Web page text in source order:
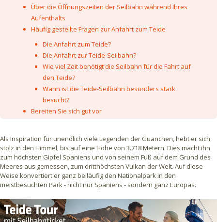
Über die Öffnungszeiten der Seilbahn während Ihres
Aufenthalts
Häufig gestellte Fragen zur Anfahrt zum Teide
Die Anfahrt zum Teide?
Die Anfahrt zur Teide-Seilbahn?
Wie viel Zeit benötigt die Seilbahn für die Fahrt auf
den Teide?
Wann ist die Teide-Seilbahn besonders stark
besucht?
Bereiten Sie sich gut vor
Als Inspiration für unendlich viele Legenden der Guanchen, hebt er sich
stolz in den Himmel, bis auf eine Höhe von 3.718 Metern. Dies macht ihn
zum höchsten Gipfel Spaniens und von seinem Fuß auf dem Grund des
Meeres aus gemessen, zum dritthöchsten Vulkan der Welt. Auf diese
Weise konvertiert er ganz beiläufig den Nationalpark in den
meistbesuchten Park - nicht nur Spaniens - sondern ganz Europas.